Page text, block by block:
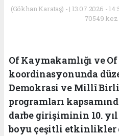
(Gökhan Karataş) - | 13.07.2026 -
70549
Of Kaymakamlığı ve
koordinasyonunda
Demokrasi ve Millî
programları
darbe girişiminin 10.
boyu çeşitli etkinlikler